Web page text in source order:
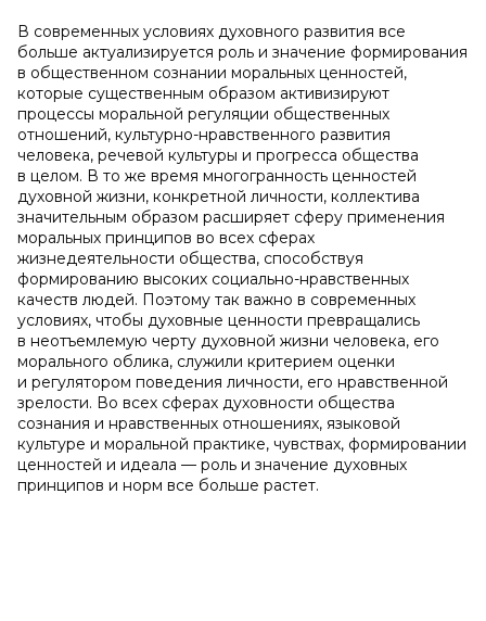
В современных условиях духовного развития все
больше актуализируется роль и значение формирования
в общественном сознании моральных ценностей,
которые существенным образом активизируют
процессы моральной регуляции общественных
отношений, культурно-нравственного развития
человека, речевой культуры и прогресса общества
в целом. В то же время многогранность ценностей
духовной жизни, конкретной личности, коллектива
значительным образом расширяет сферу применения
моральных принципов во всех сферах
жизнедеятельности общества, способствуя
формированию высоких социально-нравственных
качеств людей. Поэтому так важно в современных
условиях, чтобы духовные ценности превращались
в неотъемлемую черту духовной жизни человека, его
морального облика, служили критерием оценки
и регулятором поведения личности, его нравственной
зрелости. Во всех сферах духовности общества
сознания и нравственных отношениях, языковой
культуре и моральной практике, чувствах, формировании
ценностей и идеала — роль и значение духовных
принципов и норм все больше растет.